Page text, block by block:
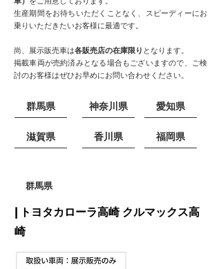
生産期間をお待ちいただくことなく、スピーディーにお
乗りいただきたいお客様に最適です。
尚、展示販売車は各販売店の在庫限り となります。
掲載車両が売約済みとなる場合もございますので、ご検
討のお客様はぜひお早めにお問い合わせください。
群馬県
滋賀県
神奈川県 愛知県
香川県 福岡県
群馬県
| トヨタカローラ高崎 クルマックス高
崎